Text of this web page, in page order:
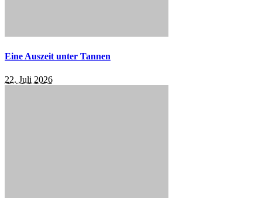
Eine Auszeit unter Tannen
22. Juli 2026